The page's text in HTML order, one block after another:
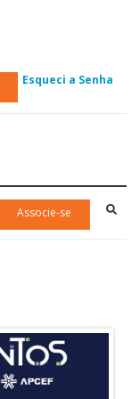
Esqueci a Senha
Associe-se